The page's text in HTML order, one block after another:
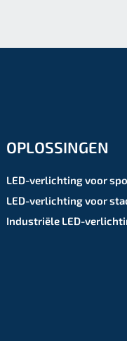
OPLOSSINGEN
LED-verlichting voor
LED-verlichting voor
Industriële LED-